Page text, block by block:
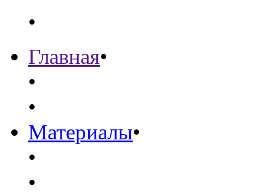
•
Главная•
•
•
Материалы•
•
•